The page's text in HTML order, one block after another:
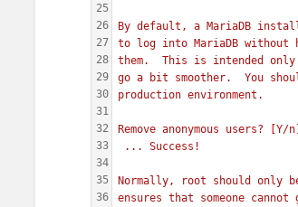
25
26
27
28
29
30
31
32
33
34
35
36
By default, a MariaDB
to log into MariaDB without
them.  This is intended
go a bit smoother.  You
production environment.
Remove anonymous users? [Y/
... Success!
Normally, root should only
ensures that someone